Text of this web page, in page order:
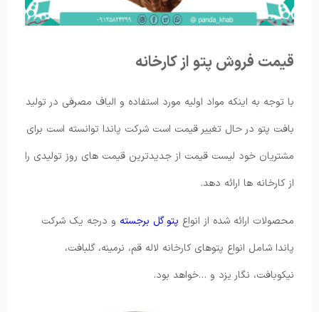
قیمت فروش پتو از کارخانه
با توجه به اینکه مواد اولیه مورد استفاده و الیاف مصرفی در تولید
بافت پتو در حال تغییر قیمت است شرکت پاندا توانسته است برای
مشتریان خود لیست قیمت از جدیدترین قیمت های روز تولیدی را
از کارخانه ها ارائه دهد.
محصولات ارائه شده از انواع پتو گل برجسته و درجه یک شرکت
پاندا شامل انواع پتوهای کارخانه لاله قم، نرمینه، گلبافت،
نیکوبافت، نگار یزد و …خواهد بود.